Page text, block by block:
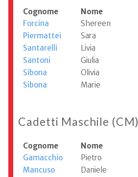
Cognome Nome
Forcina
Shereen
Piermattei
Sara
Santarelli
Livia
Santoni
Giulia
Sibona
Olivia
Sibona
Marie
Cadetti Maschile (CM)
Cognome Nome
Gamacchio
Pietro
Mancuso
Daniele